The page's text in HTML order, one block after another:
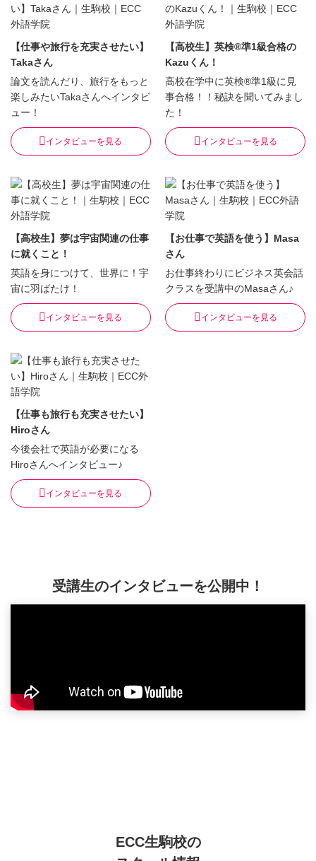
【仕事や旅行を充実させたい】
Takaさん
論文を読んだり、旅行をもっと
楽しみたいTakaさんへインタビ
ュー！
インタビューを見る
【高校生】英検®準1級合格の
Kazuくん！
高校在学中に英検®準1級に見
事合格！！秘訣を聞いてみまし
た！
インタビューを見る
【高校生】夢は宇宙関連の仕事
に就くこと！
英語を身につけて、世界に！宇
宙に羽ばたけ！
インタビューを見る
【お仕事で英語を使う】Masa
さん
お仕事終わりにビジネス英会話
クラスを受講中のMasaさん♪
インタビューを見る
【仕事も旅行も充実させたい】
Hiroさん
今後会社で英語が必要になる
Hiroさんへインタビュー♪
インタビューを見る
受講生のインタビューを公開中！
ECC生駒校の